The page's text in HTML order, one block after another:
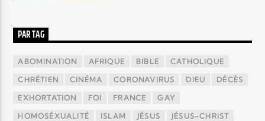
PAR TAG
ABOMINATION AFRIQUE BIBLE CATHOLIQUE
CHRÉTIEN CINÉMA CORONAVIRUS DIEU DÉCÈS
EXHORTATION FOI FRANCE GAY
HOMOSÉXUALITÉ ISLAM JÉSUS JÉSUS-CHRIST